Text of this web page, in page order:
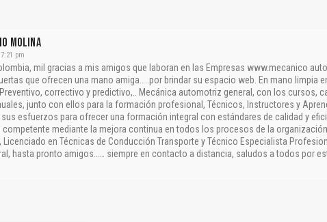
MOLINA
pm
mil gracias a mis amigos que laboran en las Empresas www.mecanico
que ofrecen una mano amiga…..por brindar su espacio web. En mano limpia
correctivo y predictivo,.. Mecánica automotriz general, con los cursos,
junto con ellos para la formación profesional, Técnicos, Instructores y
esfuerzos para ofrecer una formación integral con estándares de calidad y
mediante la mejora continua en todos los procesos de la
en Técnicas de Conducción Transporte y Técnico Especialista
hasta pronto amigos…… siempre en contacto a distancia, saludos a todos por